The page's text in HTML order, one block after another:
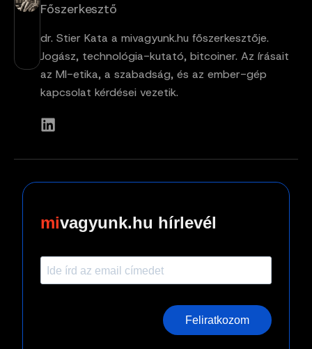
Főszerkesztő
dr. Stier Kata a mivagyunk.hu főszerkesztője.
Jogász, technológia-kutató, bitcoiner. Az írásait
az MI-etika, a szabadság, és az ember-gép
kapcsolat kérdései vezetik.
vagyunk.hu hírlevél
Feliratkozom